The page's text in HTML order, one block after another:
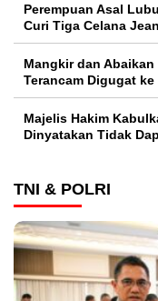
Perempuan Asal
Curi Tiga Celana
Mangkir dan
Terancam Digugat ke
Majelis Hakim
Dinyatakan Tidak
TNI & POLRI